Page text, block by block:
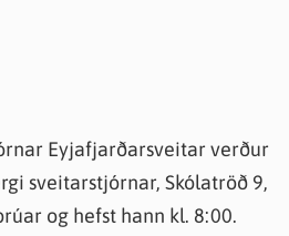
Eyjafjarðarsveitar verður
sveitarstjórnar, Skólatröð 9,
og hefst hann kl. 8:00.